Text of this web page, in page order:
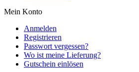
Mein Konto
Anmelden
Registrieren
Passwort vergessen?
Wo ist meine Lieferung?
Gutschein einlösen